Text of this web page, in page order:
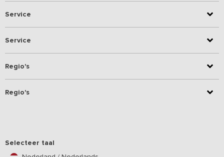
Service
Service
Regio's
Regio's
Selecteer taal